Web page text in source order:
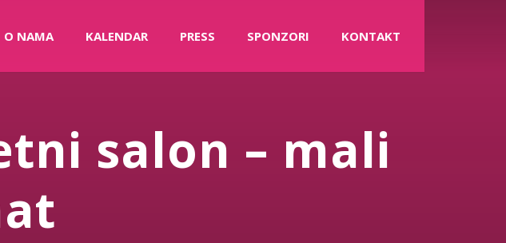
O NAMA KALENDAR PRESS SPONZORI KONTAKT
salon – mali